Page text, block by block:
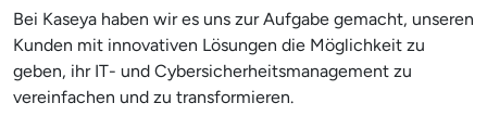
Bei Kaseya haben wir es uns zur Aufgabe gemacht, unseren
Kunden mit innovativen Lösungen die Möglichkeit zu
geben, ihr IT- und Cybersicherheitsmanagement zu
vereinfachen und zu transformieren.